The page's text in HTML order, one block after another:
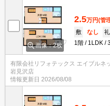
画像：2枚
2.5万円(管
敷
なし 礼
1階
1LDK
有限会社リフォテックス エイブルネ
岩見沢店
情報更新日 2026/08/08